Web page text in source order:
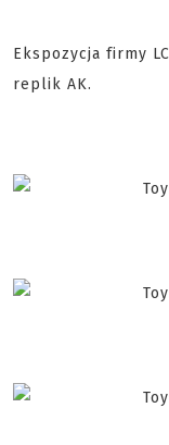
Ekspozycja firmy
replik AK.